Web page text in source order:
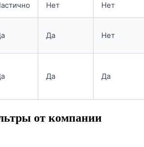
Нет Нет
Да Нет
Да Да
от компании